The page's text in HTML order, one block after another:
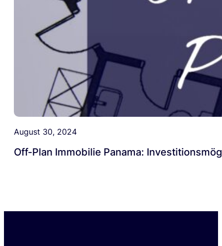
August 30, 2024
Off-Plan Immobilie Panama: